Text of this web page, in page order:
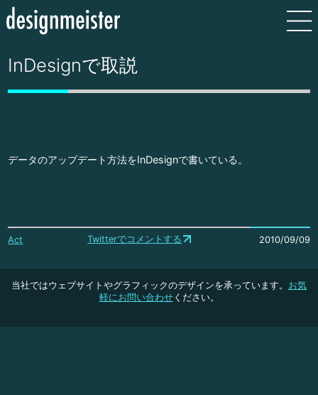
InDesignで取説
データのアップデート方法をInDesignで書いている。
Act Twitterでコメントする 2010/09/09
当社ではウェブサイトやグラフィックのデザインを承っています。 お気
軽にお問い合わせください。